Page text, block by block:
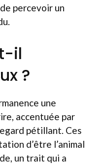
percevoir un
il
?
une
accentuée par
pétillant. Ces
d’être l’animal
un trait qui a